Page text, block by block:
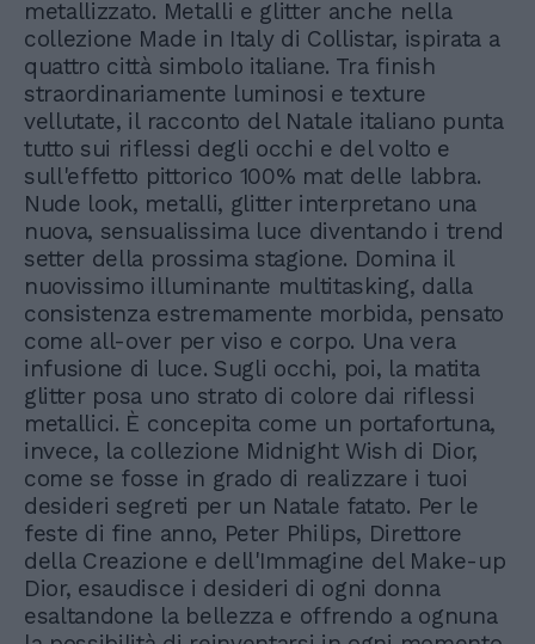
metallizzato. Metalli e glitter anche nella
collezione Made in Italy di Collistar, ispirata a
quattro città simbolo italiane. Tra finish
straordinariamente luminosi e texture
vellutate, il racconto del Natale italiano punta
tutto sui riflessi degli occhi e del volto e
sull'effetto pittorico 100% mat delle labbra.
Nude look, metalli, glitter interpretano una
nuova, sensualissima luce diventando i trend
setter della prossima stagione. Domina il
nuovissimo illuminante multitasking, dalla
consistenza estremamente morbida, pensato
come all-over per viso e corpo. Una vera
infusione di luce. Sugli occhi, poi, la matita
glitter posa uno strato di colore dai riflessi
metallici. È concepita come un portafortuna,
invece, la collezione Midnight Wish di Dior,
come se fosse in grado di realizzare i tuoi
desideri segreti per un Natale fatato. Per le
feste di fine anno, Peter Philips, Direttore
della Creazione e dell'Immagine del Make-up
Dior, esaudisce i desideri di ogni donna
esaltandone la bellezza e offrendo a ognuna